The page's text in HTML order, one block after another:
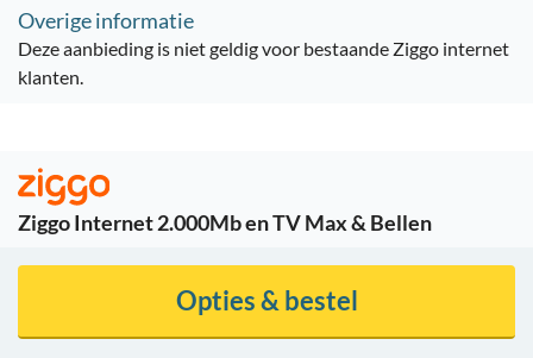
Overige informatie
Deze aanbieding is niet geldig voor bestaande Ziggo internet
klanten.
Ziggo Internet 2.000Mb en TV Max & Bellen
Opties & bestel